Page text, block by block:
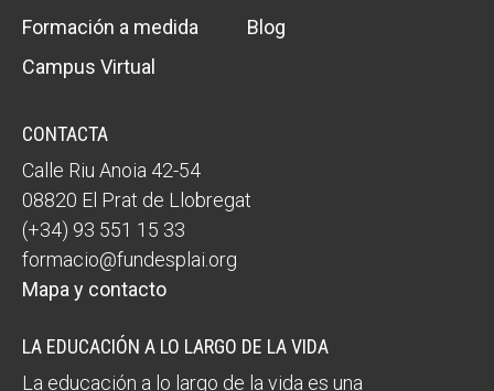
Formación a medida
Blog
Campus Virtual
CONTACTA
Calle Riu Anoia 42-54
08820 El Prat de Llobregat
(+34) 93 551 15 33
formacio@fundesplai.org
Mapa y contacto
LA EDUCACIÓN A LO LARGO DE LA VIDA
La educación a lo largo de la vida es una